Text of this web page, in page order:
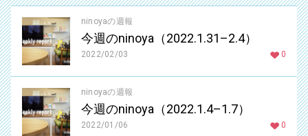
ninoyaの週報
今週のninoya（2022.1.31–2.4）
2022/02/03 0
ninoyaの週報
今週のninoya（2022.1.4–1.7）
2022/01/06 0